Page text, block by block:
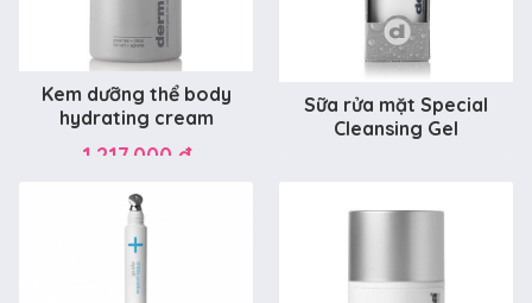
Kem dưỡng thể body
hydrating cream
1.217.000 đ
Sữa rửa mặt Special
Cleansing Gel